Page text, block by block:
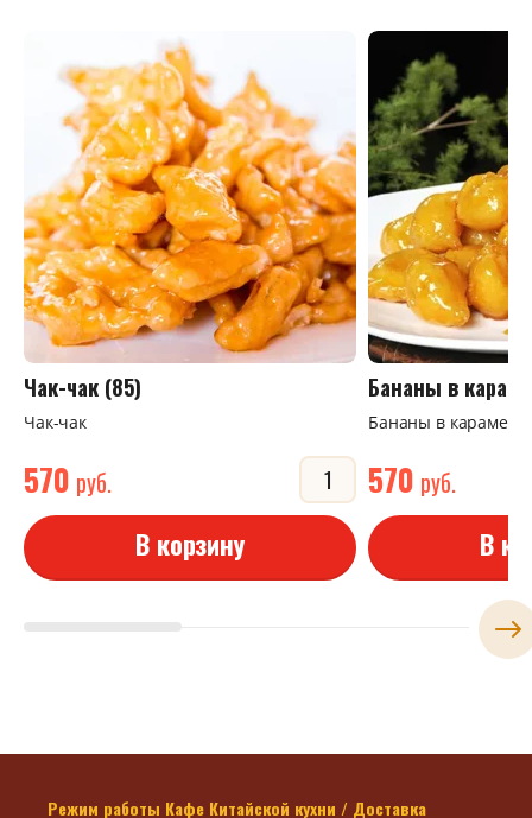
Чак-чак (85)
Чак-чак
570 руб.
В корзину
Бананы в
Бананы в карамели
570 руб.
В
Режим работы Кафе Китайской кухни / Доставка